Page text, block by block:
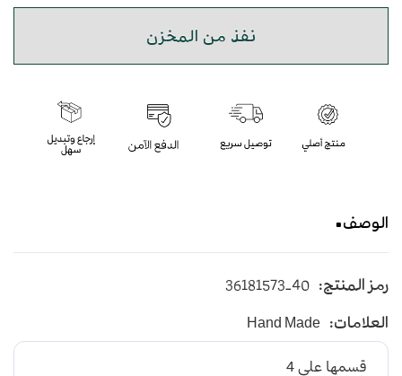
نفذ من المخزن
الوصف
بأسلوب عصري
يأتي بأرضية متوسطة الإرتفاع باللون البني الداكن
و طبقة اسفنجية عالية الجودة لتعطي شعور بالراحة
ومقاومة الإنزلاق و التآكل
رمز المنتج: 36181573-40
العلامات: Hand Made